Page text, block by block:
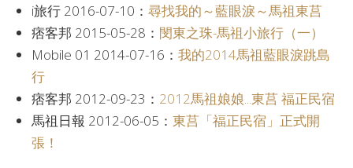
i旅行 2016-07-10： 尋找我的～藍眼淚～馬祖東莒
痞客邦 2015-05-28： 閔東之珠-馬祖小旅行（一）
Mobile 01 2014-07-16： 我的2014馬祖藍眼淚跳島
行
痞客邦 2012-09-23： 2012馬祖娘娘...東莒 福正民宿
馬祖日報 2012-06-05： 東莒「福正民宿」正式開
張！